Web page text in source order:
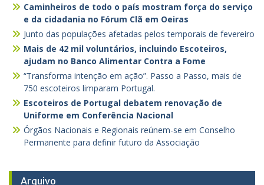
Caminheiros de todo o país mostram força do serviço
e da cidadania no Fórum Clã em Oeiras
Junto das populações afetadas pelos temporais de fevereiro
Mais de 42 mil voluntários, incluindo Escoteiros,
ajudam no Banco Alimentar Contra a Fome
“Transforma intenção em ação”. Passo a Passo, mais de
750 escoteiros limparam Portugal.
Escoteiros de Portugal debatem renovação de
Uniforme em Conferência Nacional
Órgãos Nacionais e Regionais reúnem-se em Conselho
Permanente para definir futuro da Associação
Arquivo